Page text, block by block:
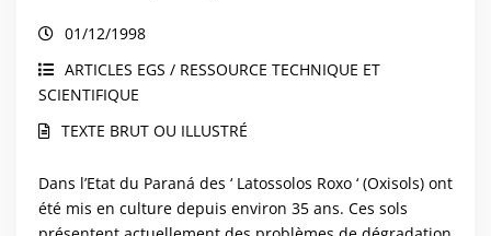
01/12/1998
ARTICLES EGS / RESSOURCE TECHNIQUE ET
SCIENTIFIQUE
TEXTE BRUT OU ILLUSTRÉ
Dans l’Etat du Paraná des ‘ Latossolos Roxo ‘ (Oxisols) ont
été mis en culture depuis environ 35 ans. Ces sols